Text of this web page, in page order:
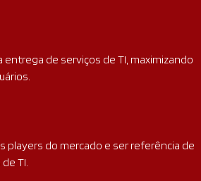
entrega de serviços de TI, maximizando
players do mercado e ser referência de
TI.